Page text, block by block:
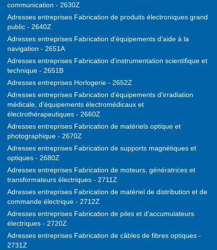
communication - 2630Z
Adresses entreprises Fabrication de produits électroniques grand
public - 2640Z
Adresses entreprises Fabrication d'équipements d'aide à la
navigation - 2651A
Adresses entreprises Fabrication d'instrumentation scientifique et
technique - 2651B
Adresses entreprises Horlogerie - 2652Z
Adresses entreprises Fabrication d'équipements d'irradiation
médicale, d'équipements électromédicaux et
électrothérapeutiques - 2660Z
Adresses entreprises Fabrication de matériels optique et
photographique - 2670Z
Adresses entreprises Fabrication de supports magnétiques et
optiques - 2680Z
Adresses entreprises Fabrication de moteurs, génératrices et
transformateurs électriques - 2711Z
Adresses entreprises Fabrication de matériel de distribution et de
commande électrique - 2712Z
Adresses entreprises Fabrication de piles et d'accumulateurs
électriques - 2720Z
Adresses entreprises Fabrication de câbles de fibres optiques -
2731Z